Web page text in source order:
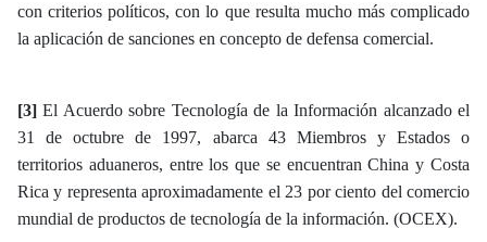
con criterios políticos, con lo que resulta mucho más complicado
la aplicación de sanciones en concepto de defensa comercial.
[3] El Acuerdo sobre Tecnología de la Información alcanzado el
31 de octubre de 1997, abarca 43 Miembros y Estados o
territorios aduaneros, entre los que se encuentran China y Costa
Rica y representa aproximadamente el 23 por ciento del comercio
mundial de productos de tecnología de la información. (OCEX).